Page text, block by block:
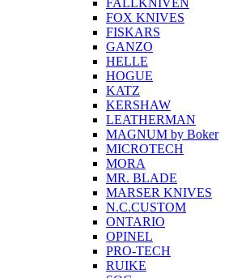
FALLKNIVEN
FOX KNIVES
FISKARS
GANZO
HELLE
HOGUE
KATZ
KERSHAW
LEATHERMAN
MAGNUM by Boker
MICROTECH
MORA
MR. BLADE
MARSER KNIVES
N.C.CUSTOM
ONTARIO
OPINEL
PRO-TECH
RUIKE